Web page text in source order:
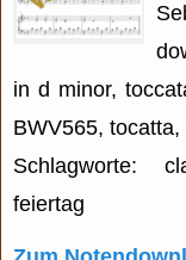
in d minor,
BWV565,
Schlagworte:
feiertag